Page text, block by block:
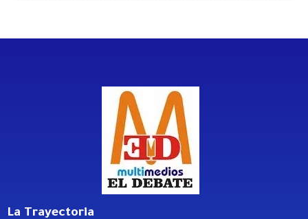
La Trayectoria